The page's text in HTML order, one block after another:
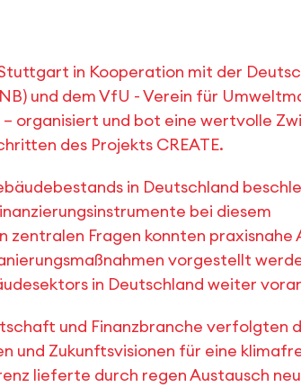
in Kooperation mit der
und dem VfU - Verein für
organisiert und bot eine wertvolle
des Projekts CREATE.
in Deutschland
bei diesem
zentralen Fragen konnten praxisnahe
vorgestellt
in Deutschland weiter
und Finanzbranche verfolgten
und Zukunftsvisionen für eine
lieferte durch regen Austausch